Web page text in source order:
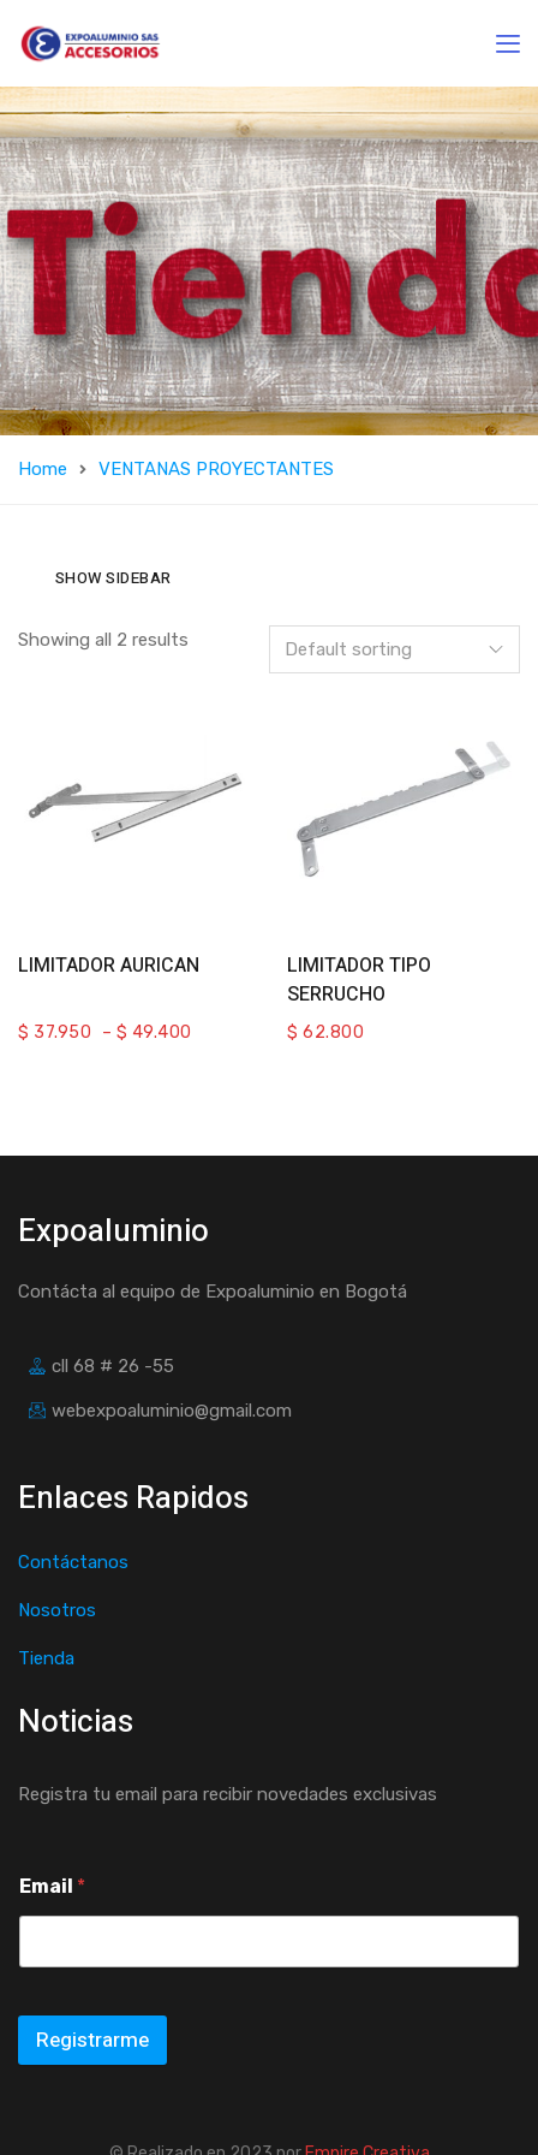
Home VENTANAS PROYECTANTES
SHOW SIDEBAR
Showing all 2 results
Select Options
LIMITADOR AURICAN
$ 37.950 – $ 49.400
Add To Cart
LIMITADOR TIPO
SERRUCHO
$ 62.800
Expoaluminio
Contácta al equipo de Expoaluminio en Bogotá
cll 68 # 26 -55
webexpoaluminio@gmail.com
Enlaces Rapidos
Contáctanos
Nosotros
Tienda
Noticias
Registra tu email para recibir novedades exclusivas
Email *
Registrarme